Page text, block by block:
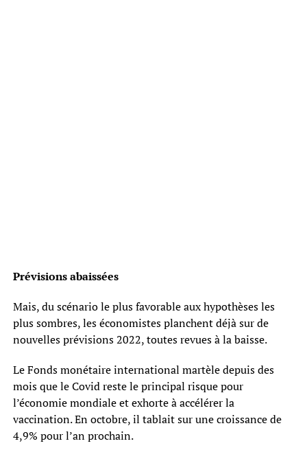
Prévisions abaissées
Mais, du scénario le plus favorable aux hypothèses les
plus sombres, les économistes planchent déjà sur de
nouvelles prévisions 2022, toutes revues à la baisse.
Le Fonds monétaire international martèle depuis des
mois que le Covid reste le principal risque pour
l’économie mondiale et exhorte à accélérer la
vaccination. En octobre, il tablait sur une croissance de
4,9% pour l’an prochain.